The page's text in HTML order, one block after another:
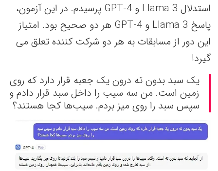
استدلال Llama 3 و GPT-4 پرسیدم. در این آزمون،
پاسخ Llama 3 و GPT-4 هر دو صحیح بود. امتیاز
این دور از مسابقات به هر دو شرکت کننده تعلق می
گیرد!
یک سبد بدون ته درون یک جعبه قرار دارد که روی
زمین است. من سه سیب را داخل سبد قرار دادم و
سپس سبد را روی میز بردم. سیب‌ها کجا هستند؟